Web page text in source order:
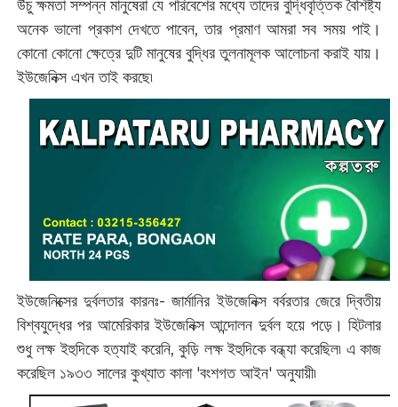
উঁচু ক্ষমতা সম্পন্ন মানুষেরা যে পরিবেশের মধ্যে তাদের বুদ্ধিবৃত্তিক বৈশিষ্ট্য
অনেক ভালো প্রকাশ দেখতে পাবেন, তার প্রমাণ আমরা সব সময় পাই।
কোনো কোনো ক্ষেত্রে দুটি মানুষের বুদ্ধির তুলনামূলক আলোচনা করাই যায়।
ইউজেনিক্স এখন তাই করছে৷
ইউজেনিক্সের দুর্বলতার কারনঃ- জার্মানির ইউজেনিক্স বর্বরতার জেরে দ্বিতীয়
বিশ্বযুদ্ধের পর আমেরিকার ইউজেনিক্স আন্দোলন দুর্বল হয়ে পড়ে। হিটলার
শুধু লক্ষ ইহুদিকে হত্যাই করেনি, কুড়ি লক্ষ ইহুদিকে বন্ধ্যা করেছিল৷ এ কাজ
করেছিল ১৯৩৩ সালের কুখ্যাত কালা 'বংশগত আইন' অনুযায়ী৷